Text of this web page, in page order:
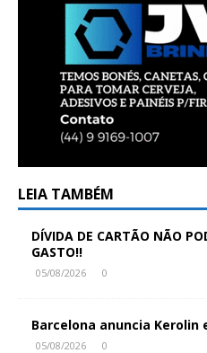
LEIA TAMBÉM
DÍVIDA DE CARTÃO NÃO
GASTO!!
05/08/2026 0
Barcelona anuncia
05/08/2026 0